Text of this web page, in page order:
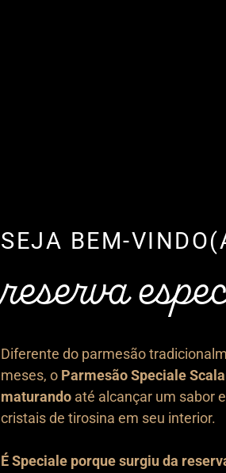
SEJA BEM-
reserva
Diferente do parmesão
meses, o Parmesão Speciale
maturando até alcançar um sabor
cristais de tirosina em seu interior.
É Speciale porque surgiu da